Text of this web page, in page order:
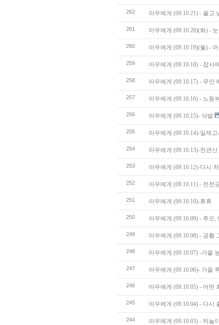
262 아우에게 (09.10.21) - 울고
261 아우에게 (09.10.20)(화) -
260 아우에게 (09.10.19)(월) -
259 아우에게 (09.10.18) - 잡사
258 아우에게 (09.10.17) - 무안
257 아우에게 (09.10.16) - 노동
256 아우에게 (09.10.15)- 삭발
255 아우에게 (09.10.14)-일제
254 아우에게 (09.10.13)-천관산
253 아우에게 (09.10.12)-다시
252 아우에게 (09.10.11) - 전전
251 아우에게 (09.10.10)-휴휴
250 아우에게 (09.10.09) - 추모
249 아우에게 (09.10.08) - 공황
248 아우에게 (09.10.07) -가을
247 아우에게 (09.10.06)- 가을
246 아우에게 (09.10.05) - 어떤
245 아우에게 (09.10.04) - 다시
244 아우에게 (09.10.03) - 하늘